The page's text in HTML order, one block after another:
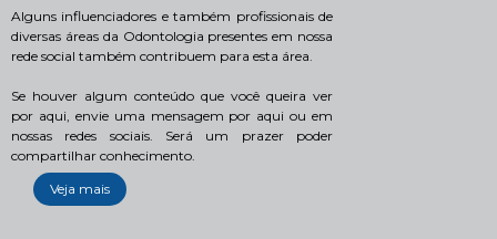
Alguns influenciadores e também profissionais de
diversas áreas da Odontologia presentes em nossa
rede social também contribuem para esta área.
Se houver algum conteúdo que você queira ver
por aqui, envie uma mensagem por aqui ou em
nossas redes sociais. Será um prazer poder
compartilhar conhecimento.
Veja mais